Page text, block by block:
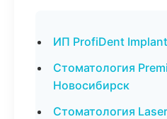
ИП ProfiDent
Стоматология
Новосибирск
Стоматология